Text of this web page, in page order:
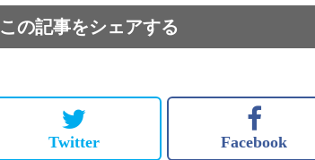
この記事をシェアする
Twitter Facebook